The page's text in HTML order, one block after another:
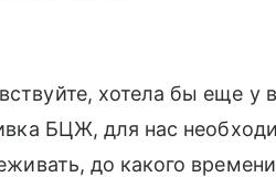
хотела бы еще у
БЦЖ, для нас
до какого